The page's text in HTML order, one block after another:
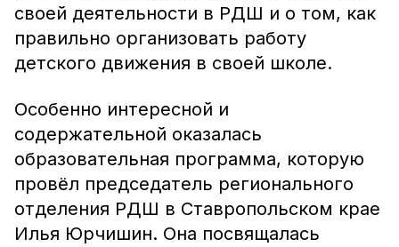
своей деятельности в РДШ и о том, как
правильно организовать работу
детского движения в своей школе.
Особенно интересной и
содержательной оказалась
образовательная программа, которую
провёл председатель регионального
отделения РДШ в Ставропольском крае
Илья Юрчишин. Она посвящалась